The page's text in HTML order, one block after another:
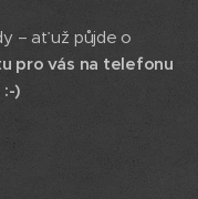
– ať už půjde o
pro vás na telefonu
)